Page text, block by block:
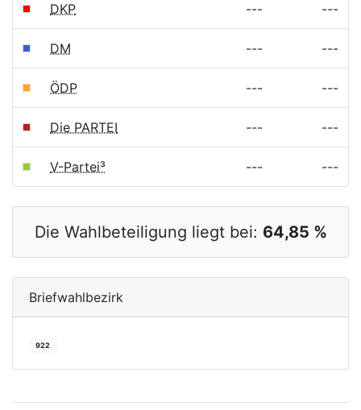
DKP --- ---
DM --- ---
ÖDP --- ---
Die PARTEI --- ---
V-Partei³ --- ---
Die Wahlbeteiligung liegt bei: 64,85 %
Briefwahlbezirk
922